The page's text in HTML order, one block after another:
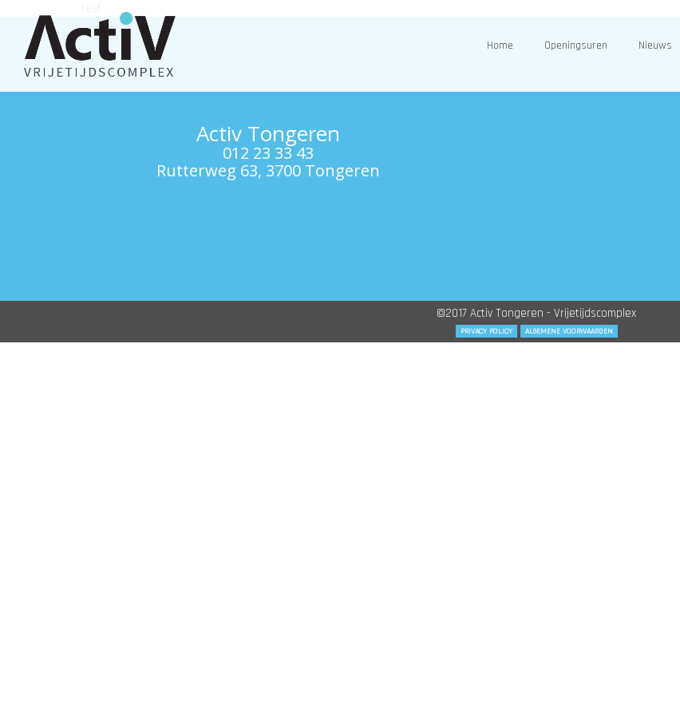
Home Openingsuren Nieuws
Activ Tongeren
012 23 33 43
Rutterweg 63, 3700 Tongeren
©2017 Activ Tongeren - Vrijetijdscomplex
PRIVACY POLICY ALGEMENE VOORWAARDEN